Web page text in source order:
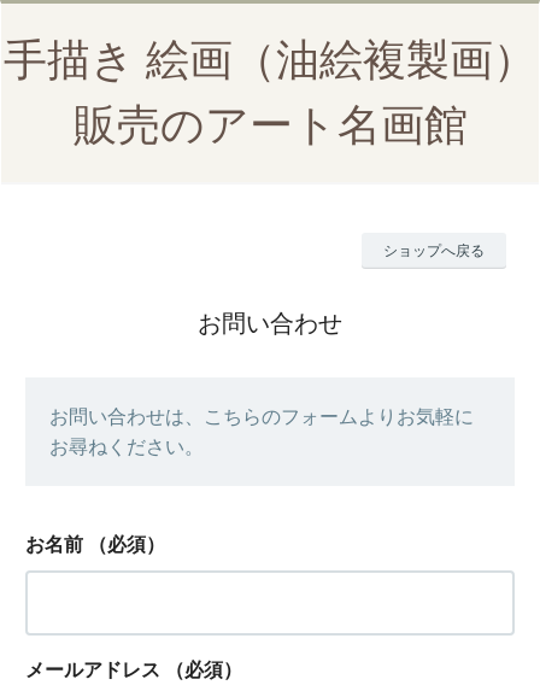
手描き 絵画（油絵複製画）
販売のアート名画館
ショップへ戻る
お問い合わせ
お問い合わせは、こちらのフォームよりお気軽に
お尋ねください。
お名前 （必須）
メールアドレス （必須）